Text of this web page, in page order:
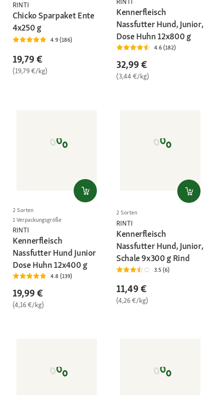
RINTI
Chicko Sparpaket Ente
4x250 g
4.9 (186)
19,79 €
(19,79 €/kg)
Kennerfleisch
Nassfutter Hund, Junior,
Dose Huhn 12x800 g
4.6 (182)
32,99 €
(3,44 €/kg)
2 Sorten
1 Verpackungsgröße
RINTI
Kennerfleisch
Nassfutter Hund Junior
Dose Huhn 12x400 g
4.8 (139)
19,99 €
(4,16 €/kg)
2 Sorten
RINTI
Kennerfleisch
Nassfutter Hund, Junior,
Schale 9x300 g Rind
3.5 (6)
11,49 €
(4,26 €/kg)